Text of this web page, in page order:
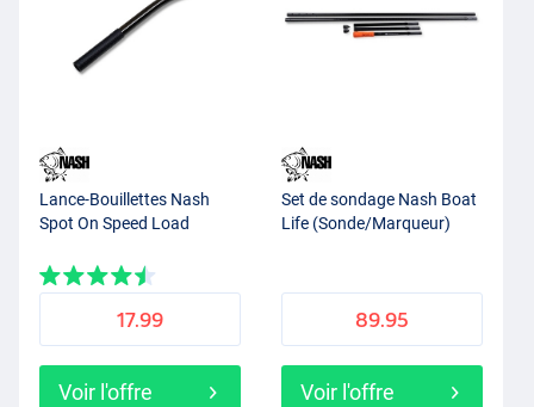
Lance-Bouillettes Nash
Spot On Speed Load
17.99
Voir l'offre
Set de sondage Nash Boat
Life (Sonde/Marqueur)
89.95
Voir l'offre